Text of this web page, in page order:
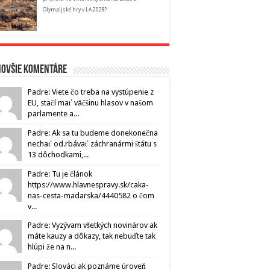
Olympijské hry v LA 2028?
komentáre
Padre: Viete čo treba na vystúpenie z
EU, stačí mať väčšinu hlasov v našom
parlamente a...
Padre: Ak sa tu budeme donekonečna
nechať od.rbávať záchranármi štátu s
13 dôchodkami,...
Padre: Tu je článok
https://www.hlavnespravy.sk/caka-
nas-cesta-madarska/4440582 o čom
v...
Padre: Vyzývam všetkých novinárov ak
máte kauzy a dôkazy, tak nebuďte tak
hlúpi že na n...
Padre: Slováci ak poznáme úroveň